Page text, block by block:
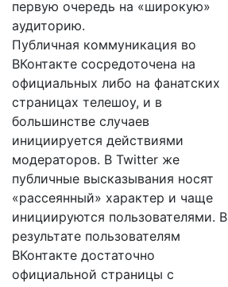
первую очередь на «широкую»
аудиторию.
Публичная коммуникация во
ВКонтакте сосредоточена на
официальных либо на фанатских
страницах телешоу, и в
большинстве случаев
инициируется действиями
модераторов. В Twitter же
публичные высказывания носят
«рассеянный» характер и чаще
инициируются пользователями. В
результате пользователям
ВКонтакте достаточно
официальной страницы с